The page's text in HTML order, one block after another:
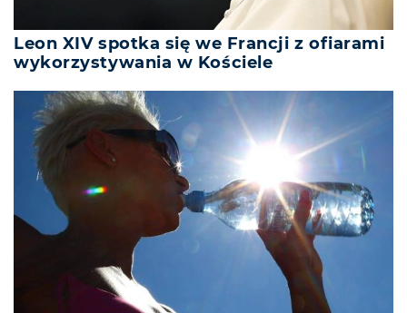
Leon XIV spotka się we Francji z ofiarami
wykorzystywania w Kościele